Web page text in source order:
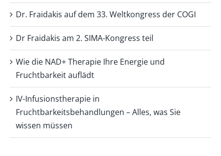
Dr. Fraidakis auf dem 33. Weltkongress der COGI
Dr Fraidakis am 2. SIMA-Kongress teil
Wie die NAD+ Therapie Ihre Energie und
Fruchtbarkeit auflädt
IV-Infusionstherapie in
Fruchtbarkeitsbehandlungen – Alles, was Sie
wissen müssen